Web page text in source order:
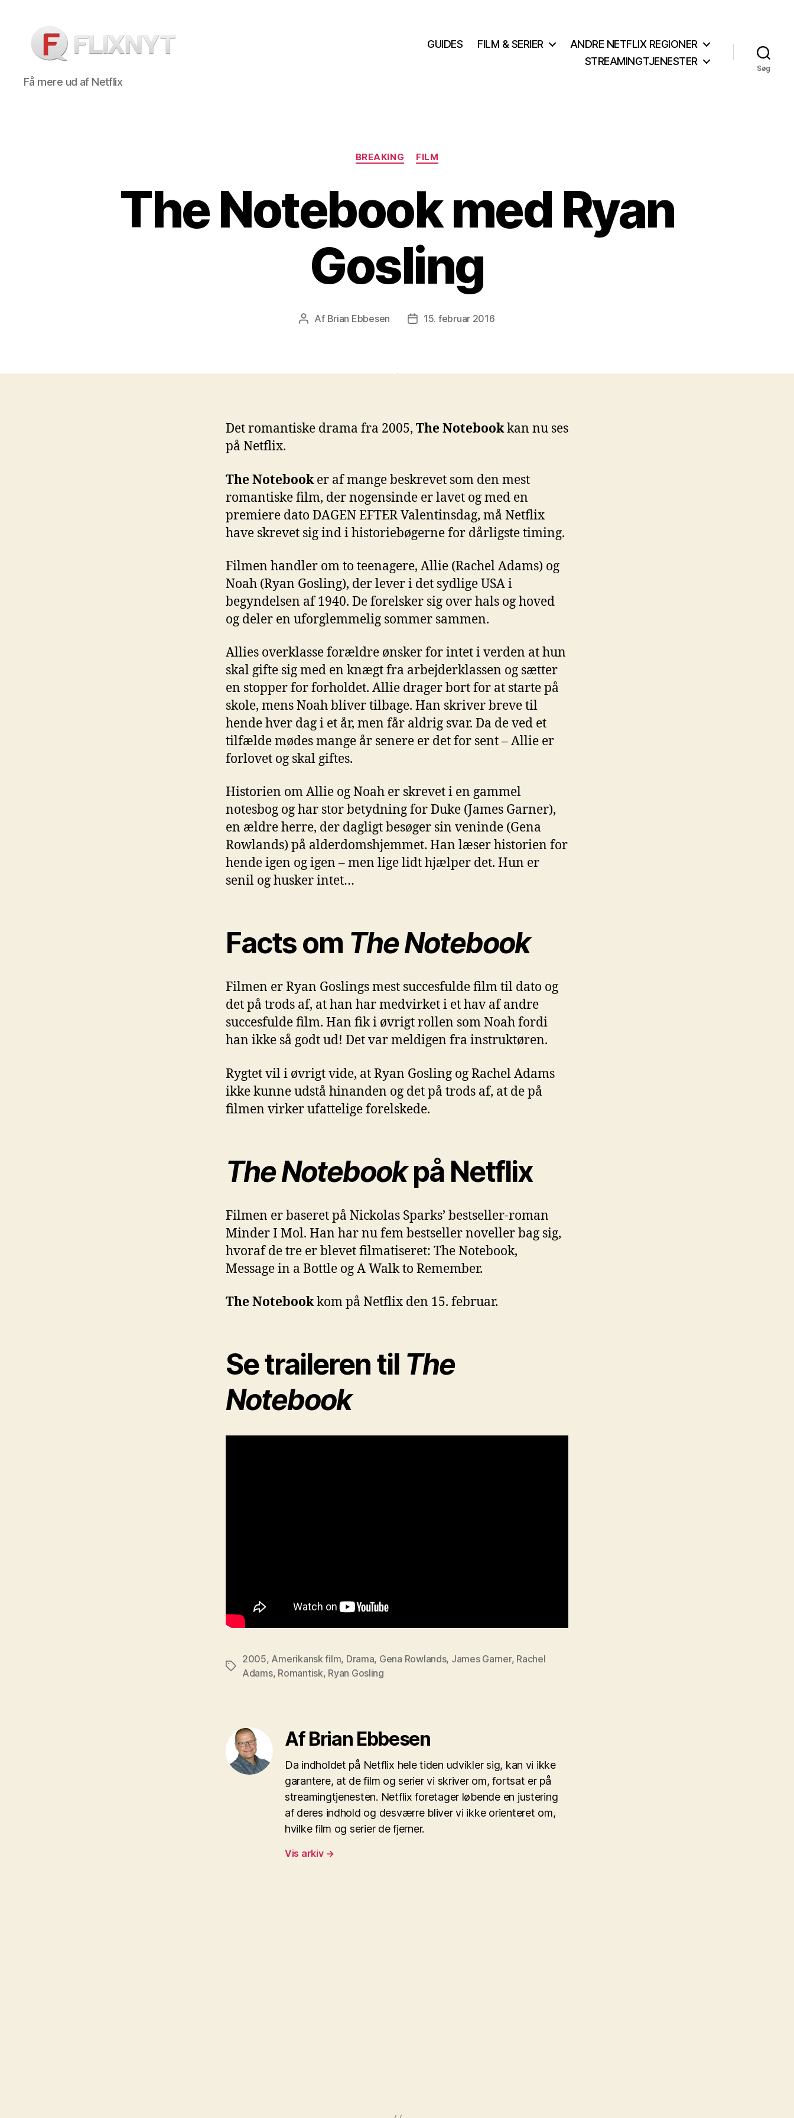
Flixnyt
Få mere ud af Netflix
GUIDES FILM & SERIER
ANDRE NETFLIX REGIONER
STREAMINGTJENESTER
Søg
Kategorier
BREAKING FILM
The Notebook med Ryan
Gosling
Indlægsforfatter
Af Brian Ebbesen Indlægsdato
15. februar 2016
Det romantiske drama fra 2005, The Notebookkan nu ses
på Netflix.
The Notebooker af mange beskrevet som den mest
romantiske film, der nogensinde er lavet og med en
premiere dato DAGEN EFTER Valentinsdag, må Netflix
have skrevet sig ind i historiebøgerne for dårligste timing.
Filmen handler om to teenagere, Allie (Rachel Adams) og
Noah (Ryan Gosling), der lever i det sydlige USA i
begyndelsen af 1940. De forelsker sig over hals og hoved
og deler en uforglemmelig sommer sammen.
Allies overklasse forældre ønsker for intet i verden at hun
skal gifte sig med en knægt fra arbejderklassen og sætter
en stopper for forholdet. Allie drager bort for at starte på
skole, mens Noah bliver tilbage. Han skriver breve til
hende hver dag i et år, men får aldrig svar. Da de ved et
tilfælde mødes mange år senere er det for sent – Allie er
forlovet og skal giftes.
Historien om Allie og Noah er skrevet i en gammel
notesbog og har stor betydning for Duke (James Garner),
en ældre herre, der dagligt besøger sin veninde (Gena
Rowlands) på alderdomshjemmet. Han læser historien for
hende igen og igen – men lige lidt hjælper det. Hun er
senil og husker intet…
Facts om The Notebook
Filmen er Ryan Goslings mest succesfulde film til dato og
det på trods af, at han har medvirket i et hav af andre
succesfulde film. Han fik i øvrigt rollen som Noah fordi
han ikke så godt ud! Det var meldigen fra instruktøren.
Rygtet vil i øvrigt vide, at Ryan Gosling og Rachel Adams
ikke kunne udstå hinanden og det på trods af, at de på
filmen virker ufattelige forelskede.
The Notebookpå Netflix
Filmen er baseret på Nickolas Sparks’ bestseller-roman
Minder I Mol. Han har nu fem bestseller noveller bag sig,
hvoraf de tre er blevet filmatiseret: The Notebook,
Message in a Bottle og A Walk to Remember.
The Notebookkom på Netflix den 15. februar.
Se traileren til The
Notebook
Tags
2005, Amerikansk film, Drama, Gena Rowlands, James Garner, Rachel
Adams, Romantisk, Ryan Gosling
Af Brian Ebbesen
Da indholdet på Netflix hele tiden udvikler sig, kan vi ikke
garantere, at de film og serier vi skriver om, fortsat er på
streamingtjenesten. Netflix foretager løbende en justering
af deres indhold og desværre bliver vi ikke orienteret om,
hvilke film og serier de fjerner.
Vis arkiv →